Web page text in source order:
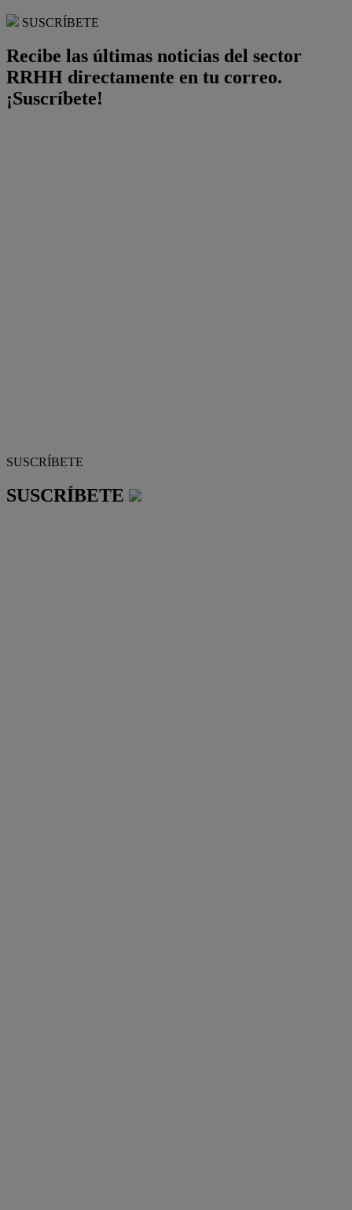
SUSCRÍBETE
Recibe las últimas noticias del sector
RRHH directamente en tu correo.
¡Suscríbete!
SUSCRÍBETE
SUSCRÍBETE